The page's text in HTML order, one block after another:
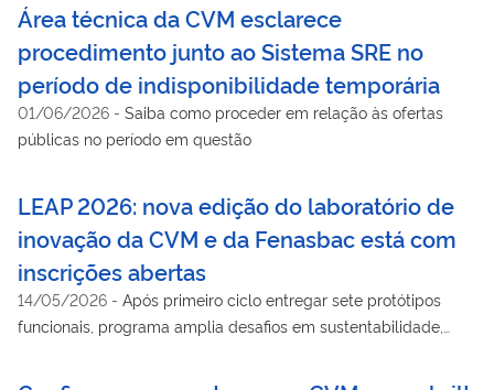
Área técnica da CVM esclarece
procedimento junto ao Sistema SRE no
período de indisponibilidade temporária
01/06/2026 - Saiba como proceder em relação às ofertas
públicas no período em questão
LEAP 2026: nova edição do laboratório de
inovação da CVM e da Fenasbac está com
inscrições abertas
14/05/2026 - Após primeiro ciclo entregar sete protótipos
funcionais, programa amplia desafios em sustentabilidade,